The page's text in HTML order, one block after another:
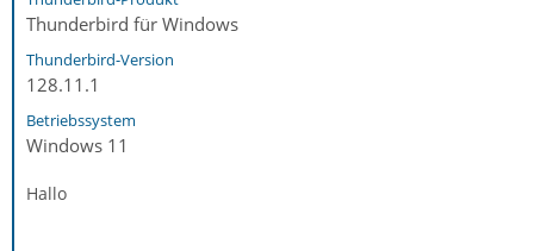
Thunderbird für Windows
Thunderbird-Version
128.11.1
Betriebssystem
Windows 11
Hallo